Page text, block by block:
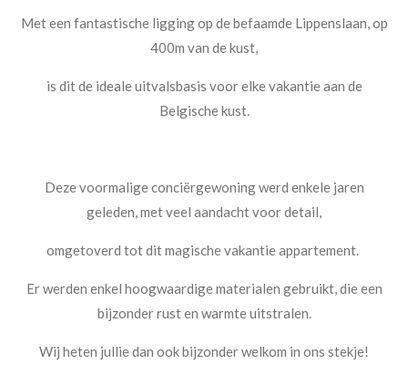
Met een fantastische ligging op de befaamde Lippenslaan, op
400m van de kust,
is dit de ideale uitvalsbasis voor elke vakantie aan de
Belgische kust.
Deze voormalige conciërgewoning werd enkele jaren
geleden, met veel aandacht voor detail,
omgetoverd tot dit magische vakantie appartement.
Er werden enkel hoogwaardige materialen gebruikt, die een
bijzonder rust en warmte uitstralen.
Wij heten jullie dan ook bijzonder welkom in ons stekje!